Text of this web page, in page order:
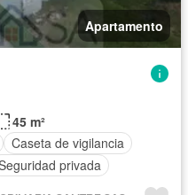
Apartamento
45 m²
Caseta de vigilancia
privada